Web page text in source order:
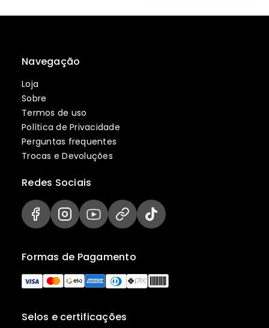
Navegação
Loja
Sobre
Termos de uso
Política de Privacidade
Perguntas frequentes
Trocas e Devoluções
Selos e certificações
Formas de Pagamento
Redes Sociais